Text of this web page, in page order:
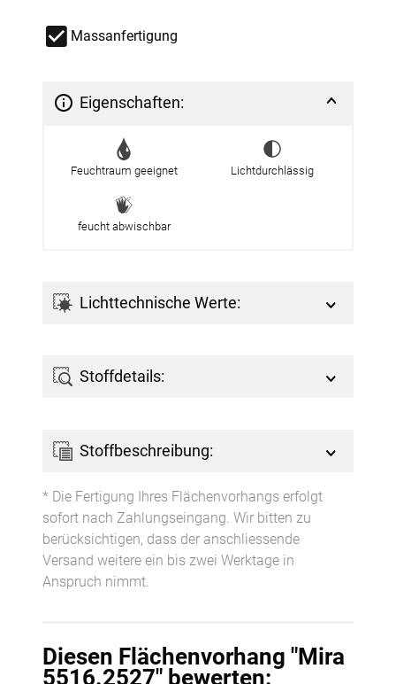
Massanfertigung
Eigenschaften:
Feuchtraum geeignet Lichtdurchlässig
feucht abwischbar
Lichttechnische Werte:
Stoffdetails:
Stoffbeschreibung:
* Die Fertigung Ihres Flächenvorhangs erfolgt
sofort nach Zahlungseingang. Wir bitten zu
berücksichtigen, dass der anschliessende
Versand weitere ein bis zwei Werktage in
Anspruch nimmt.
Diesen Flächenvorhang "Mira
5516.2527" bewerten: